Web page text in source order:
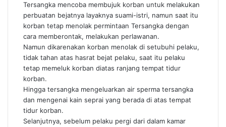
Tersangka mencoba membujuk korban untuk melakukan
perbuatan bejatnya layaknya suami-istri, namun saat itu
korban tetap menolak permintaan Tersangka dengan
cara memberontak, melakukan perlawanan.
Namun dikarenakan korban menolak di setubuhi pelaku,
tidak tahan atas hasrat bejat pelaku, saat itu pelaku
tetap memeluk korban diatas ranjang tempat tidur
korban.
Hingga tersangka mengeluarkan air sperma tersangka
dan mengenai kain seprai yang berada di atas tempat
tidur korban.
Selanjutnya, sebelum pelaku pergi dari dalam kamar